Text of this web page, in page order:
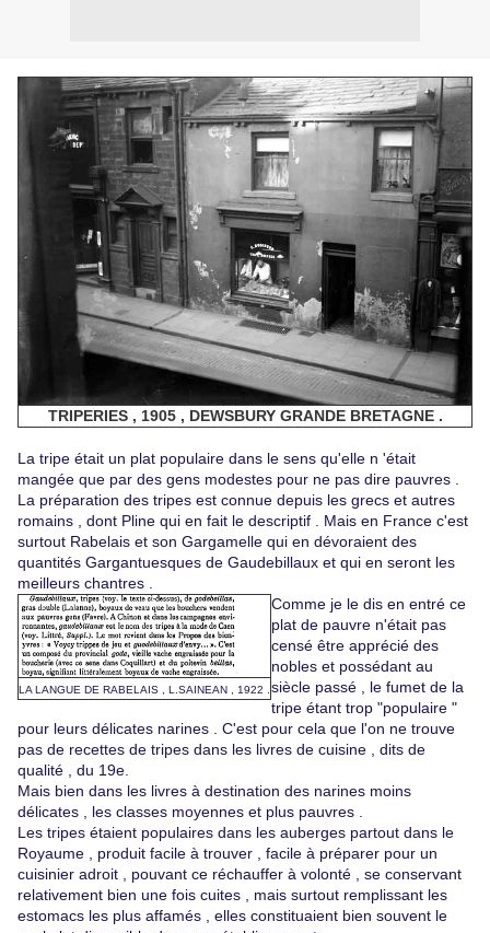
TRIPERIES , 1905 , DEWSBURY GRANDE BRETAGNE .
La tripe était un plat populaire dans le sens qu'elle n 'était
mangée que par des gens modestes pour ne pas dire pauvres .
La préparation des tripes est connue depuis les grecs et autres
romains , dont Pline qui en fait le descriptif . Mais en France c'est
surtout Rabelais et son Gargamelle qui en dévoraient des
quantités Gargantuesques de Gaudebillaux et qui en seront les
meilleurs chantres .
LA LANGUE DE RABELAIS , L.SAINEAN , 1922 .
Comme je le dis en entré ce
plat de pauvre n'était pas
censé être apprécié des
nobles et possédant au
siècle passé , le fumet de la
tripe étant trop "populaire "
pour leurs délicates narines . C'est pour cela que l'on ne trouve
pas de recettes de tripes dans les livres de cuisine , dits de
qualité , du 19e.
Mais bien dans les livres à destination des narines moins
délicates , les classes moyennes et plus pauvres .
Les tripes étaient populaires dans les auberges partout dans le
Royaume , produit facile à trouver , facile à préparer pour un
cuisinier adroit , pouvant ce réchauffer à volonté , se conservant
relativement bien une fois cuites , mais surtout remplissant les
estomacs les plus affamés , elles constituaient bien souvent le